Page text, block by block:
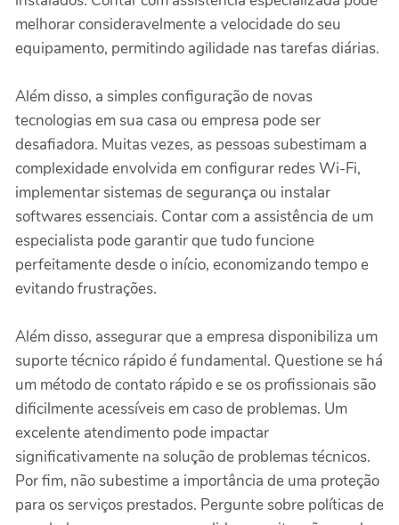
melhorar consideravelmente a velocidade do seu
equipamento, permitindo agilidade nas tarefas diárias.
Além disso, a simples configuração de novas
tecnologias em sua casa ou empresa pode ser
desafiadora. Muitas vezes, as pessoas subestimam a
complexidade envolvida em configurar redes Wi-Fi,
implementar sistemas de segurança ou instalar
softwares essenciais. Contar com a assistência de um
especialista pode garantir que tudo funcione
perfeitamente desde o início, economizando tempo e
evitando frustrações.
Além disso, assegurar que a empresa disponibiliza um
suporte técnico rápido é fundamental. Questione se há
um método de contato rápido e se os profissionais são
dificilmente acessíveis em caso de problemas. Um
excelente atendimento pode impactar
significativamente na solução de problemas técnicos.
Por fim, não subestime a importância de uma proteção
para os serviços prestados. Pergunte sobre políticas de